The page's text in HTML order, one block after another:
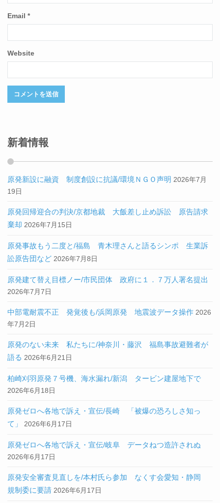
Email *
Website
新着情報
原発新設に融資 制度創設に抗議/環境ＮＧＯ声明 2026年7月
19日
原発回帰迎合の判決/京都地裁 大飯差し止め訴訟 原告請求
棄却 2026年7月15日
原発事故もう二度と/福島 青木理さんと語るシンポ 生業訴
訟原告団など 2026年7月8日
原発建て替え目標ノー/市民団体 政府に１．７万人署名提出
2026年7月7日
中部電耐震不正 発覚後も/浜岡原発 地震波データ操作 2026
年7月2日
原発のない未来 私たちに/神奈川・藤沢 福島事故避難者が
語る 2026年6月21日
柏崎刈羽原発７号機、海水漏れ/新潟 タービン建屋地下で
2026年6月18日
原発ゼロへ各地で訴え・宣伝/長崎 「被爆の恐ろしさ知っ
て」
2026年6月17日
原発ゼロへ各地で訴え・宣伝/岐阜 データねつ造許されぬ
2026年6月17日
原発安全審査見直しを/本村氏ら参加 なくす会愛知・静岡
規制委に要請 2026年6月17日